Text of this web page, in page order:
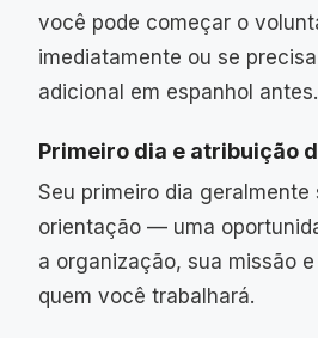
você pode começar o
imediatamente ou se
adicional em espanhol antes.
Primeiro dia e atribuição
Seu primeiro dia geralmente
orientação — uma
a organização, sua missão
quem você trabalhará.